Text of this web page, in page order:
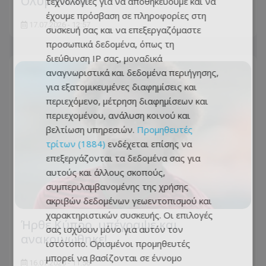
17.07.2026 - 12:57
Ήρθε Κύπρο, υπέγραψε και
ανακοινώθηκε!
16.07.2026 - 11:56
έχουμε πρόσβαση σε πληροφορίες στη
συσκευή σας και να επεξεργαζόμαστε
προσωπικά δεδομένα, όπως τη
διεύθυνση IP σας, μοναδικά
αναγνωριστικά και δεδομένα περιήγησης,
για εξατομικευμένες διαφημίσεις και
περιεχόμενο, μέτρηση διαφημίσεων και
περιεχομένου, ανάλυση κοινού και
βελτίωση υπηρεσιών. Προμηθευτές
τρίτων (1884) ενδέχεται επίσης να
επεξεργάζονται τα δεδομένα σας για
αυτούς και άλλους σκοπούς,
συμπεριλαμβανομένης της χρήσης
ακριβών δεδομένων γεωεντοπισμού και
χαρακτηριστικών συσκευής. Οι επιλογές
σας ισχύουν μόνο για αυτόν τον
ιστότοπο. Ορισμένοι προμηθευτές
μπορεί να βασίζονται σε έννομο